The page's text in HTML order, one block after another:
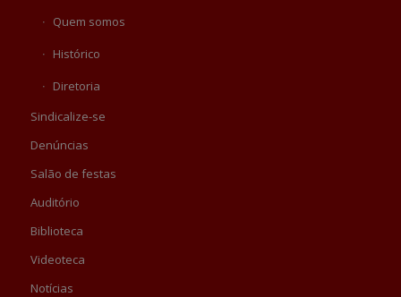
Quem somos
Histórico
Diretoria
Sindicalize-se
Denúncias
Salão de festas
Auditório
Biblioteca
Videoteca
Notícias